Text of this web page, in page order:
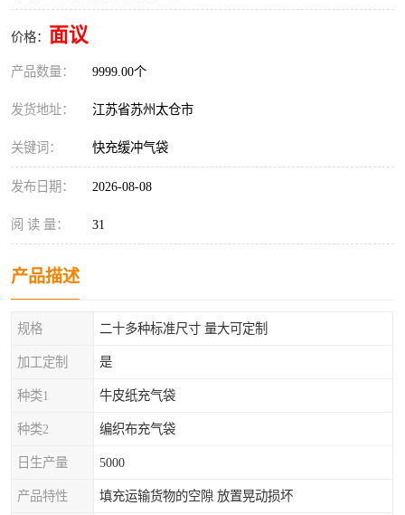
价格： 面议
产品数量： 9999.00个
发货地址： 江苏省苏州太仓市
关键词： 快充缓冲气袋
发布日期： 2026-08-08
阅 读 量： 31
产品描述
规格 二十多种标准尺寸 量大可定制
加工定制 是
种类1 牛皮纸充气袋
种类2 编织布充气袋
日生产量 5000
产品特性 填充运输货物的空隙 放置晃动损坏